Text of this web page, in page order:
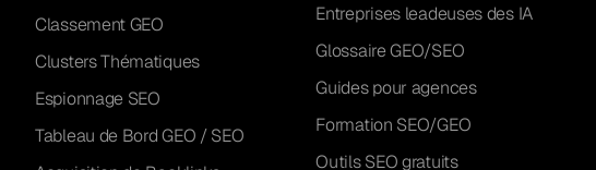
Classement GEO
Clusters Thématiques
Espionnage SEO
Tableau de Bord GEO / SEO
Entreprises leadeuses des IA
Glossaire GEO/SEO
Guides pour agences
Formation SEO/GEO
Outils SEO gratuits